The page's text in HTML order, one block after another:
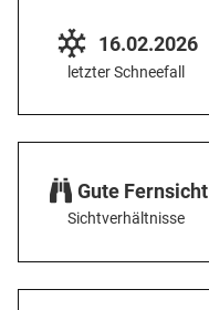
16.02.2026
letzter Schneefall
Gute Fernsicht
Sichtverhältnisse